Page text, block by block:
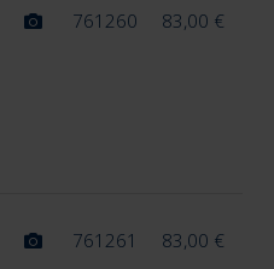
761260 83,00 €
761261 83,00 €